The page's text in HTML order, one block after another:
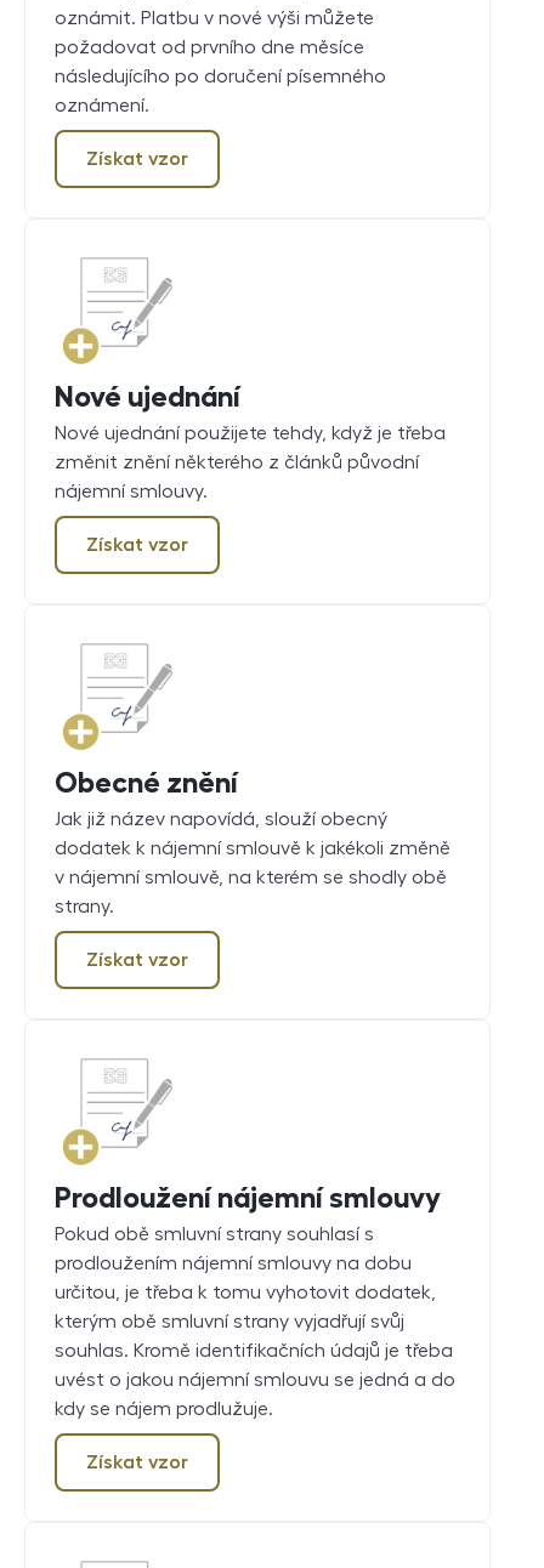
oznámit. Platbu v nové výši můžete
požadovat od prvního dne měsíce
následujícího po doručení písemného
oznámení.
Získat vzor
Nové ujednání
Nové ujednání použijete tehdy, když je třeba
změnit znění některého z článků původní
nájemní smlouvy.
Získat vzor
Obecné znění
Jak již název napovídá, slouží obecný
dodatek k nájemní smlouvě k jakékoli změně
v nájemní smlouvě, na kterém se shodly obě
strany.
Získat vzor
Prodloužení nájemní smlouvy
Pokud obě smluvní strany souhlasí s
prodloužením nájemní smlouvy na dobu
určitou, je třeba k tomu vyhotovit dodatek,
kterým obě smluvní strany vyjadřují svůj
souhlas. Kromě identifikačních údajů je třeba
uvést o jakou nájemní smlouvu se jedná a do
kdy se nájem prodlužuje.
Získat vzor